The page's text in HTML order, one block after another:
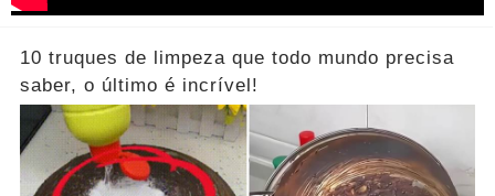
10 truques de limpeza que todo mundo precisa
saber, o último é incrível!